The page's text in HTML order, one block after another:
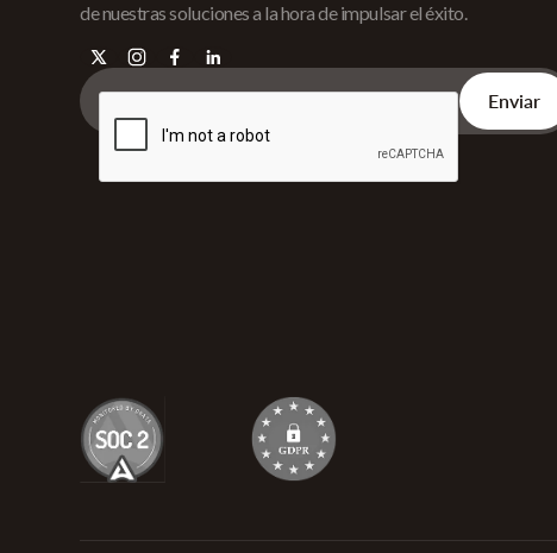
de nuestras soluciones a la hora de impulsar el éxito.